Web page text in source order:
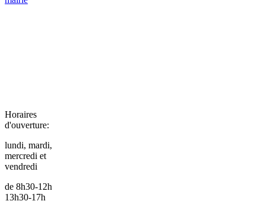
Horaires
d'ouverture:
lundi, mardi,
mercredi et
vendredi
de 8h30-12h
13h30-17h